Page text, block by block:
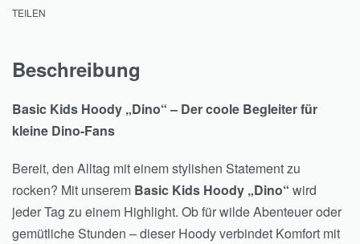
TEILEN
Beschreibung
Basic Kids Hoody „Dino“ – Der coole Begleiter für
kleine Dino-Fans
Bereit, den Alltag mit einem stylishen Statement zu
rocken? Mit unserem Basic Kids Hoody „Dino“ wird
jeder Tag zu einem Highlight. Ob für wilde Abenteuer oder
gemütliche Stunden – dieser Hoody verbindet Komfort mit